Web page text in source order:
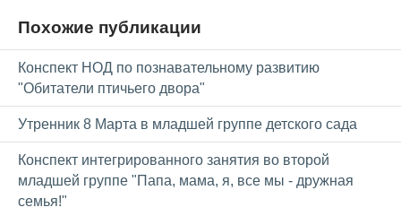
Похожие публикации
Конспект НОД по познавательному развитию
"Обитатели птичьего двора"
Утренник 8 Марта в младшей группе детского сада
Конспект интегрированного занятия во второй
младшей группе "Папа, мама, я, все мы - дружная
семья!"